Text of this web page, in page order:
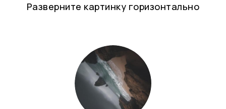
Разверните картинку горизонтально